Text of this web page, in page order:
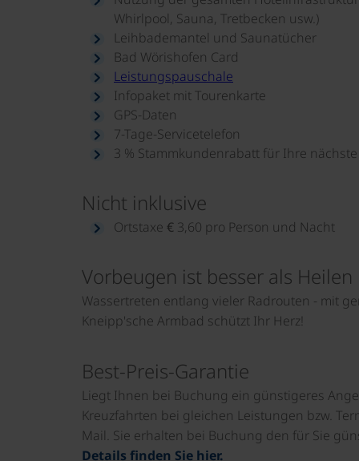
Whirlpool, Sauna, Tretbecken usw.)
Leihbademantel und Saunatücher
Bad Wörishofen Card
Leistungspauschale
Infopaket mit Tourenkarte
GPS-Daten
7-Tage-Servicetelefon
3 % Stammkundenrabatt für Ihre
Nicht inklusive
Ortstaxe € 3,60 pro Person und Nacht
Vorbeugen ist besser als Heilen
Wassertreten entlang vieler Radrouten - mit
Kneipp'sche Armbad schützt Ihr Herz!
Best-Preis-Garantie
Liegt Ihnen bei Buchung ein günstigeres
Kreuzfahrten bei gleichen Leistungen bzw.
Mail. Sie erhalten bei Buchung den für Sie
Details finden Sie hier.